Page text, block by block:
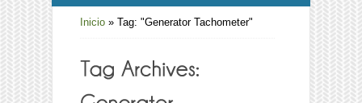
Inicio » Tag: "Generator Tachometer"